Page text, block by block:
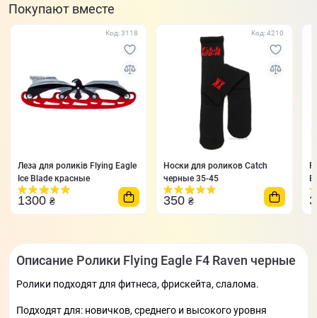
Покупают вместе
Код: 3118
Леза для роликів Flying Eagle
Ice Blade красные
1300 ₴
Код: 4210
Носки для роликов Catch
черные 35-45
350 ₴
л
Описание Ролики Flying Eagle F4 Raven черные
Ролики подходят для фитнеса, фрискейта, слалома.
Подходят для: новичков, среднего и высокого уровня